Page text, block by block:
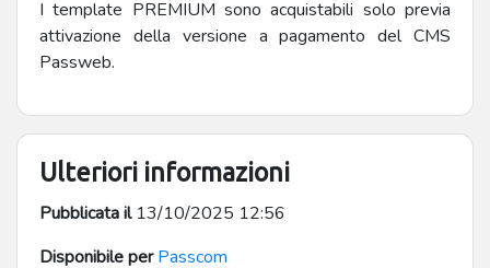
I template PREMIUM sono acquistabili solo previa
attivazione della versione a pagamento del CMS
Passweb.
Ulteriori informazioni
Pubblicata il13/10/2025 12:56
Disponibile per Passcom